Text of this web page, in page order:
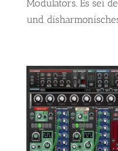
Modulators. Es sei
und